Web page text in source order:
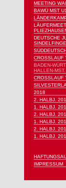
MEETING
BAWÜ MST
DEUTSCHE
CROSSLAUF
BADEN-
HALLEN-MST.
CROSSLAUF
2018
2. HALBJ.
1. HALBJ.
2. HALBJ.
1. HALBJ.
2. HALBJ.
1. HALBJ.
IMPRESSUM